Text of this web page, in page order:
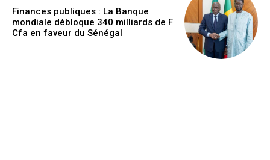
Finances publiques : La Banque
mondiale débloque 340 milliards de F
Cfa en faveur du Sénégal